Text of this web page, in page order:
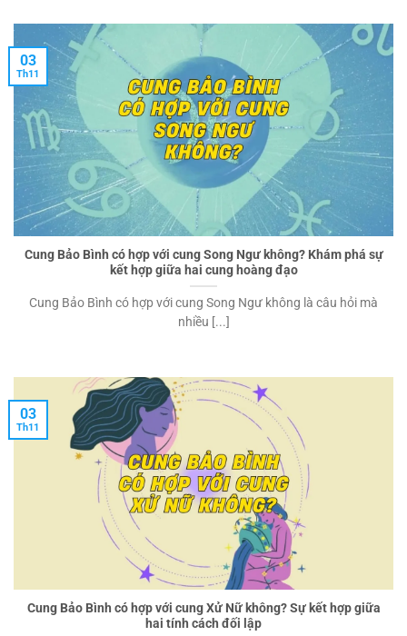
Cung Bảo Bình có hợp với cung Song Ngư không? Khám phá sự
kết hợp giữa hai cung hoàng đạo
Cung Bảo Bình có hợp với cung Song Ngư không là câu hỏi mà
nhiều [...]
03
Th11
Cung Bảo Bình có hợp với cung Xử Nữ không? Sự kết hợp giữa
hai tính cách đối lập
03
Th11